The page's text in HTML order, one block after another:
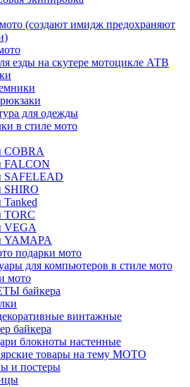
(создают имидж предохраняют
езды на скутере мотоцикле АТВ
для одежды
в стиле мото
подарки мото
для компьютеров в стиле мото
мото
байкера
винтажные
байкера
блокноты настенные
товары на тему МОТО
и постеры